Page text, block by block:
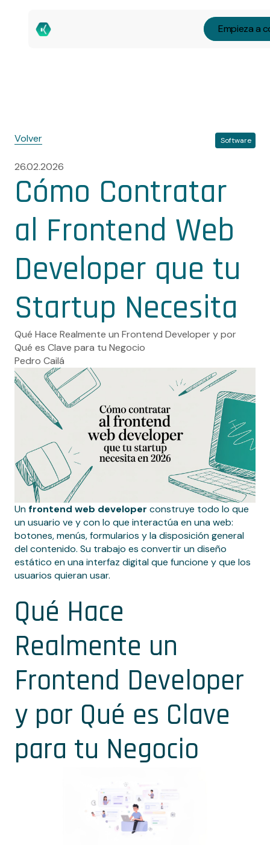
Empieza a
Volver Software
26.02.2026
Cómo Contratar
al Frontend Web
Developer que tu
Startup Necesita
Qué Hace Realmente un Frontend Developer y por
Qué es Clave para tu Negocio
Pedro Cailá
Unfrontend web developer construye todo lo que
un usuario ve y con lo que interactúa en una web:
botones, menús, formularios y la disposición general
del contenido. Su trabajo es convertir un diseño
estático en una interfaz digital que funcione y que los
usuarios quieran usar.
Qué Hace
Realmente un
Frontend Developer
y por Qué es Clave
para tu Negocio